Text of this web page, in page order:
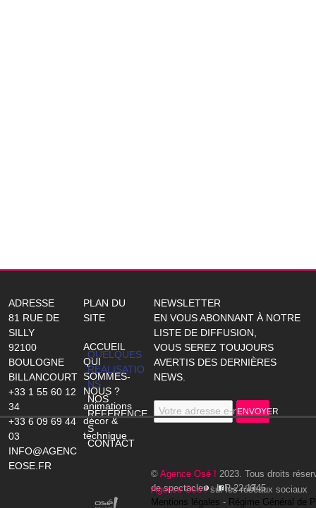
ADRESSE
81 RUE DE
SILLY
92100
BOULOGNE
BILLANCOURT
+33 1 55 60 12
34
+33 6 09 69 44
03
INFO@AGENC
EOSE.FR
NEWSLETTER
EN VOUS ABONNANT À NOTRE
LISTE DE DIFFUSION,
VOUS SEREZ TOUJOURS
AVERTIS DES DERNIÈRES
NEWS.
Votre adresse e-mailENVOYER
PLAN DU
SITE
ACCUEIL
QUI
SOMMES-
NOUS ?
animations
décor &
technique
QUELQUES
RÉALISATIO
NS
NOS
RÉFÉRENCE
S
CONTACT
© Agence Osé ! 2023. Tous droits
de spectacles : L-R-22-1745
Mentions légales - Régime Général de
Agence Osé ! sur les réseaux sociaux